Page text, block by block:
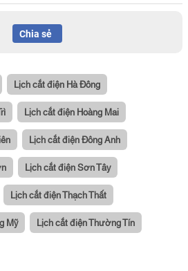
Chia sẻ
Lịch cắt điện Hà Đông
Lịch cắt điện Hoàng Mai
Lịch cắt điện Đông Anh
Lịch cắt điện Sơn Tây
Lịch cắt điện Thạch Thất
Mỹ Lịch cắt điện Thường Tín